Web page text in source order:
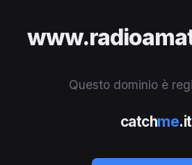
Questo dominio è
catchme.it